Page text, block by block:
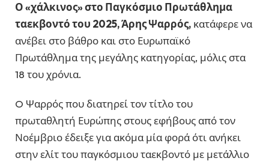
Ο «χάλκινος» στο Παγκόσμιο Πρωτάθλημα
ταεκβοντό του 2025, Άρης Ψαρρός, κατάφερε να
ανέβει στο βάθρο και στο Ευρωπαϊκό
Πρωτάθλημα της μεγάλης κατηγορίας, μόλις στα
18 του χρόνια.
O Ψαρρός που διατηρεί τον τίτλο του
πρωταθλητή Ευρώπης στους εφήβους από τον
Νοέμβριο έδειξε για ακόμα μία φορά ότι ανήκει
στην ελίτ του παγκόσμιου ταεκβοντό με μετάλλιο